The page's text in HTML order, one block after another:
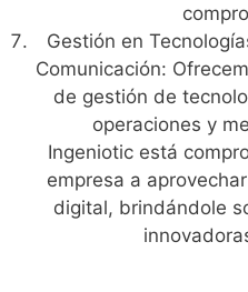
Gestión en
Comunicación:
de gestión de
operaciones y
Ingeniotic está
empresa a
digital, brindándole